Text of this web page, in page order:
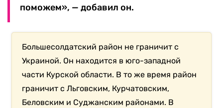
поможем», — добавил он.
Большесолдатский район не граничит с
Украиной. Он находится в юго-западной
части Курской области. В то же время район
граничит с Льговским, Курчатовским,
Беловским и Суджанским районами. В